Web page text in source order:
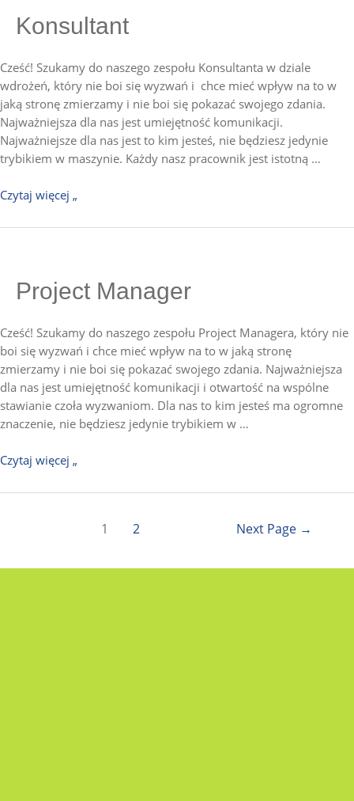
Konsultant
Cześć! Szukamy do naszego zespołu Konsultanta w dziale
wdrożeń, który nie boi się wyzwań i chce mieć wpływ na to w
jaką stronę zmierzamy i nie boi się pokazać swojego zdania.
Najważniejsza dla nas jest umiejętność komunikacji.
Najważniejsze dla nas jest to kim jesteś, nie będziesz jedynie
trybikiem w maszynie. Każdy nasz pracownik jest istotną …
Czytaj więcej „
Project Manager
Cześć! Szukamy do naszego zespołu Project Managera, który nie
boi się wyzwań i chce mieć wpływ na to w jaką stronę
zmierzamy i nie boi się pokazać swojego zdania. Najważniejsza
dla nas jest umiejętność komunikacji i otwartość na wspólne
stawianie czoła wyzwaniom. Dla nas to kim jesteś ma ogromne
znaczenie, nie będziesz jedynie trybikiem w …
Czytaj więcej „
1 2 Next Page →